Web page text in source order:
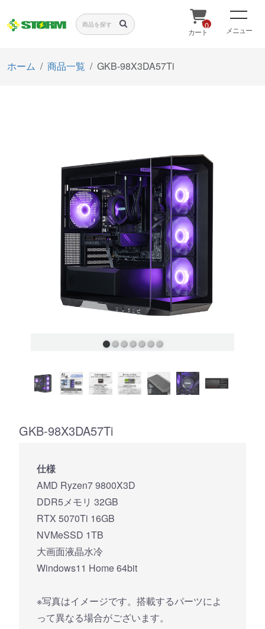
0
カート メニュー
ホーム 商品一覧 GKB-98X3DA57Ti
GKB-98X3DA57Ti
仕様
AMD Ryzen7 9800X3D
DDR5メモリ 32GB
RTX 5070Ti 16GB
NVMeSSD 1TB
大画面液晶水冷
Windows11 Home 64bit
※写真はイメージです。搭載するパーツによ
って異なる場合がございます。